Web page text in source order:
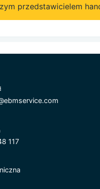
przedstawicielem
117